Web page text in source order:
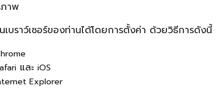
าพ
บราว์เซอร์ของท่านได้โดยการตั้งค่า ด้วยวิธีการดังนี้
และ iOS
Explorer